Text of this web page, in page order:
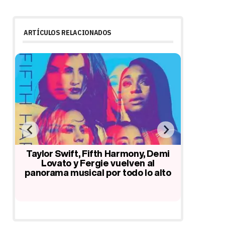
ARTÍCULOS RELACIONADOS
Los 5 enemigos íntimos de Taylor
Swift: Katy Perry, Nicki Minaj, Calvin
Harris, Kanye West y Kim
Kardashian